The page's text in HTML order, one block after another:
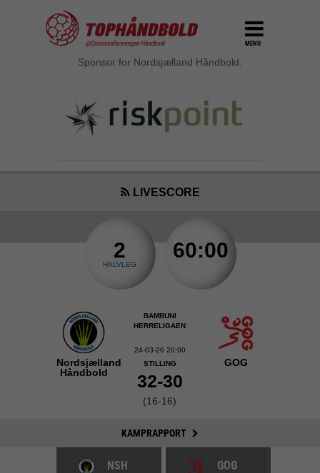
MENU
Sponsor for Nordsjælland Håndbold:
LIVESCORE
2
HALVLEG
60:00
Nordsjælland
Håndbold
BAMBUNI
HERRELIGAEN
24-03-26 20:00
STILLING
32-30
(16-16)
GOG
KAMPRAPPORT
NSH GOG